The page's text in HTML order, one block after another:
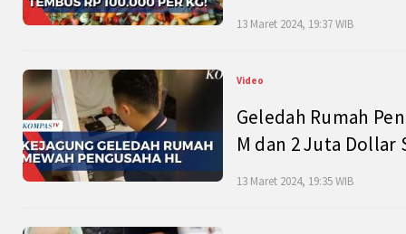
13 Maret 2024, 19:37 WIB
Video
Geledah Rumah
M dan 2 Juta Dollar
13 Maret 2024, 19:35 WIB